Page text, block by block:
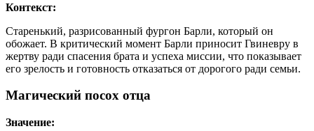
Контекст:
Старенький, разрисованный фургон Барли, который он
обожает. В критический момент Барли приносит Гвиневру в
жертву ради спасения брата и успеха миссии, что показывает
его зрелость и готовность отказаться от дорогого ради семьи.
Магический посох отца
Значение: